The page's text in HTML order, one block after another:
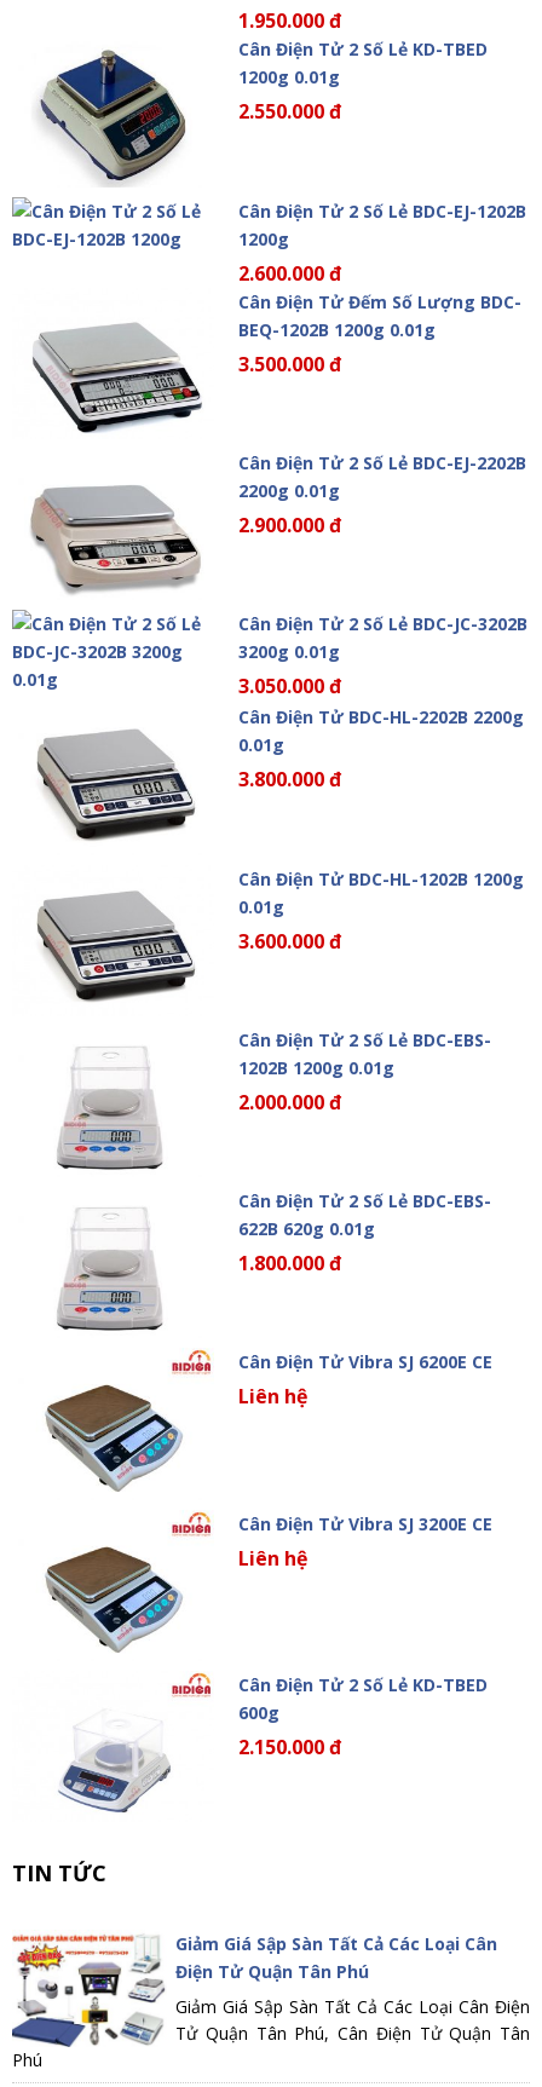
1.950.000 đ
Cân Điện Tử 2 Số Lẻ KD-TBED
1200g 0.01g
2.550.000 đ
Cân Điện Tử 2 Số Lẻ BDC-EJ-1202B
1200g
2.600.000 đ
Cân Điện Tử Đếm Số Lượng BDC-
BEQ-1202B 1200g 0.01g
3.500.000 đ
Cân Điện Tử 2 Số Lẻ BDC-EJ-2202B
2200g 0.01g
2.900.000 đ
Cân Điện Tử 2 Số Lẻ BDC-JC-3202B
3200g 0.01g
3.050.000 đ
Cân Điện Tử BDC-HL-2202B 2200g
0.01g
3.800.000 đ
Cân Điện Tử BDC-HL-1202B 1200g
0.01g
3.600.000 đ
Cân Điện Tử 2 Số Lẻ BDC-EBS-
1202B 1200g 0.01g
2.000.000 đ
Cân Điện Tử 2 Số Lẻ BDC-EBS-
622B 620g 0.01g
1.800.000 đ
Cân Điện Tử Vibra SJ 6200E CE
Liên hệ
Cân Điện Tử Vibra SJ 3200E CE
Liên hệ
Cân Điện Tử 2 Số Lẻ KD-TBED
600g
2.150.000 đ
TIN TỨC
Giảm Giá Sập Sàn Tất Cả Các Loại Cân
Điện Tử Quận Tân Phú
Giảm Giá Sập Sàn Tất Cả Các Loại Cân Điện
Tử Quận Tân Phú, Cân Điện Tử Quận Tân
Phú